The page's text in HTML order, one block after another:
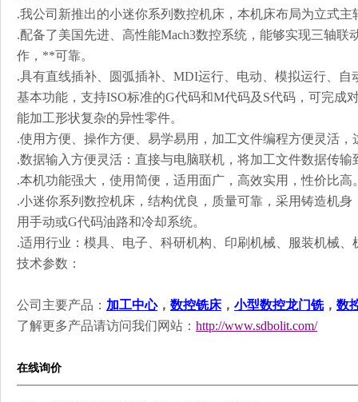
.我公司新推出的小迷你系列数控机床，本机床布局为立式
.配备了美国先进、高性能Mach3数控系统，能够实现三轴
作，**可靠。
.具有直线插补、圆弧插补、MDI运行、电动、模拟运行、
基本功能，支持ISO标准的G代码和M代码及S代码，可完成
能加工形状复杂的异性零件。
.使用方便、操作方便、易学易用，加工文件编程方便灵活
.数据输入方便灵活：直接与电脑联机，将加工文件数据传输
.本机功能强大，使用简便，适用面广，高效实用，性价比高
.小迷你系列数控机床，结构优良，质量可靠，采用铸造机
用手动或G代码油路和冷却系统。
.适用行业：模具、电子、科研机构、印刷机械、服装机械
技术参数：
公司主要产品： 加工中心， 数控铣床， 小型数控龙门铣， 数
了解更多产品请访问我们网站： http://www.sdbolit.com/
在线询价